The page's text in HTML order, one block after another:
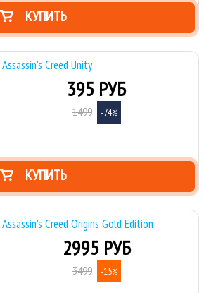
КУПИТЬ
Assassin's Creed Unity
395 РУБ
1499 -74%
КУПИТЬ
Assassin's Creed Origins Gold Edition
2995 РУБ
3499 -15%